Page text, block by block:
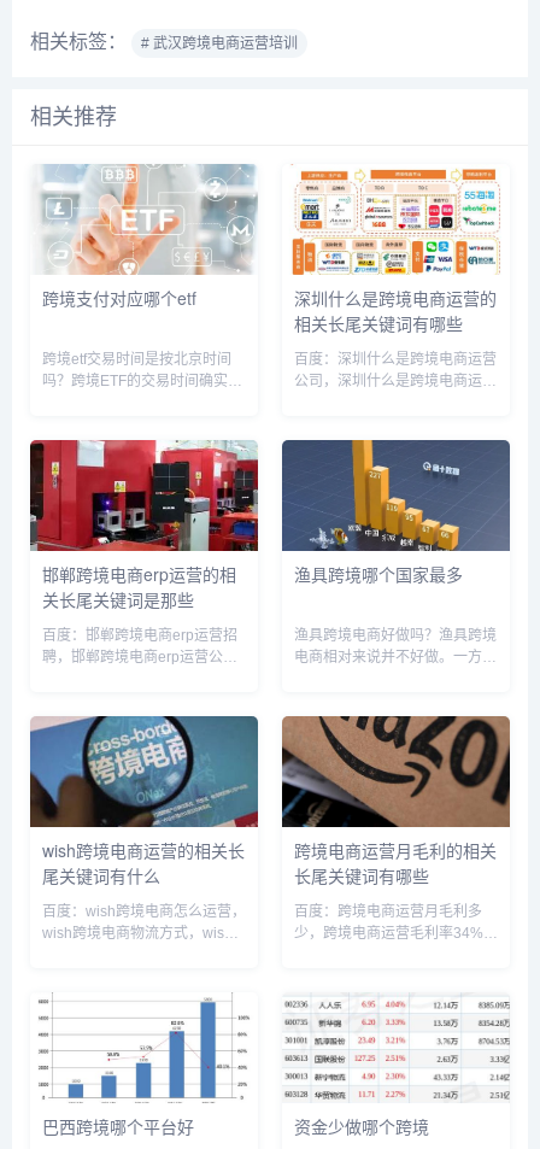
相关标签： # 武汉跨境电商运营培训
相关推荐
跨境支付对应哪个etf
跨境etf交易时间是按北京时间
吗？跨境ETF的交易时间确实是
场，其交易时间会根据各个市场
的交易时间进行转换，最终统一
转换为北京时间进行交易。在...
深圳什么是跨境电商运营的
相关长尾关键词有哪些
百度：深圳什么是跨境电商运营
公司，深圳什么是跨境电商运营
圳跨境电商一般做什么，深圳跨
境电商怎么样，深圳跨境电商的
认定标准，深圳跨境电商运营底
薪一...
邯郸跨境电商erp运营的相
关长尾关键词是那些
百度：邯郸跨境电商erp运营招
聘，邯郸跨境电商erp运营公
试验区，邯郸跨境电商招聘，邯
郸市丛台区跨境电商产业园，跨
境电商erp公司，邯郸电商公...
渔具跨境哪个国家最多
渔具跨境电商好做吗？渔具跨境
电商相对来说并不好做。一方
另一方面，国内外渔具市场存在
较大差异，比如不同国家和地区
的钓鱼方式、渔具种类、渠道和
销售方...
wish跨境电商运营的相关长
尾关键词有什么
百度：wish跨境电商怎么运营，
wish跨境电商物流方式，wish
跨境电商app官方版，wish跨境
支付运营，wish跨境电商开店流
程及...
跨境电商运营月毛利的相关
长尾关键词有哪些
百度：跨境电商运营月毛利多
少，跨境电商运营毛利率34%正
境电商运营管理收入，跨境电商
运营一个月工资多少，跨境电商
年营收3000万利润，跨境电商
利...
巴西跨境哪个平台好 资金少做哪个跨境